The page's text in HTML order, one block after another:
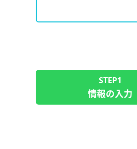
STEP1
情報の入力